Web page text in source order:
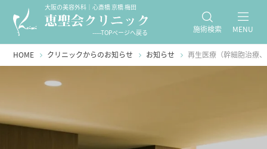
大阪の美容外科｜心斎橋 京橋 梅田
-----TOPページへ戻る 施術検索 MENU
HOME クリニックからのお知らせ お知らせ 再生医療（幹細胞治療